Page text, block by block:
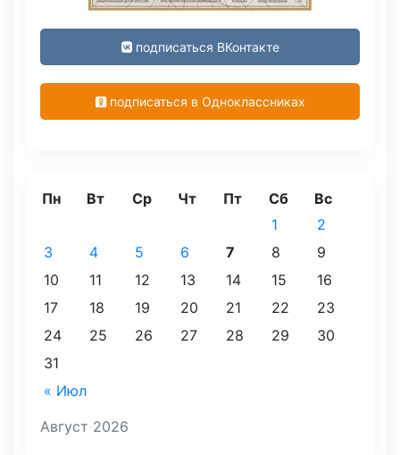
подписаться ВКонтакте
подписаться в Одноклассниках
Август 2026
Пн Вт Ср Чт Пт Сб Вс
« Июл
1
2
3
4 5 6 7 8
9
10
11 12 13 14 15
16
17
18 19 20 21 22
23
24
25 26 27 28 29
30
31